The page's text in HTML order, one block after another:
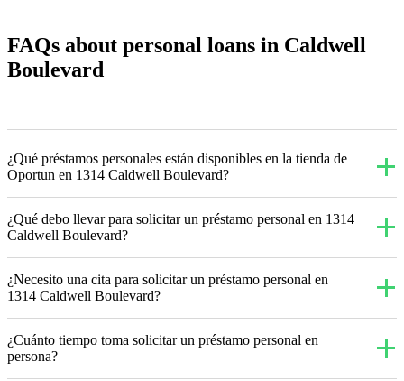
FAQs about personal loans in Caldwell
Boulevard
¿Qué préstamos personales están disponibles en la tienda de
Oportun en 1314 Caldwell Boulevard?
¿Qué debo llevar para solicitar un préstamo personal en 1314
Caldwell Boulevard?
¿Necesito una cita para solicitar un préstamo personal en
1314 Caldwell Boulevard?
¿Cuánto tiempo toma solicitar un préstamo personal en
persona?